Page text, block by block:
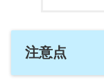
注意点